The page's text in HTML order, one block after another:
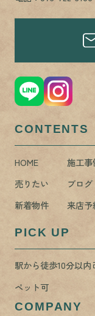
CONTENTS
HOME 施工事
売りたい
ブログ
新着物件
来店予
PICK UP
駅から徒歩10分以内
ペット可
COMPANY